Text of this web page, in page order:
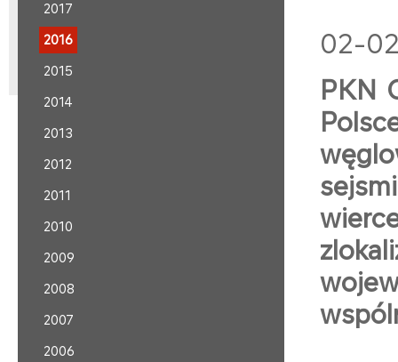
2017
2016
2015
2014
2013
2012
2011
2010
2009
2008
2007
2006
02-
PKN